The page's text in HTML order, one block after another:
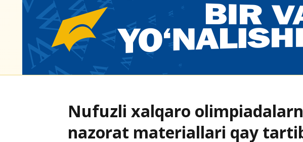
Nufuzli xalqaro
nazorat materiallari qay